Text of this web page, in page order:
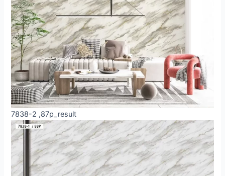
7838-2 ,87p_result